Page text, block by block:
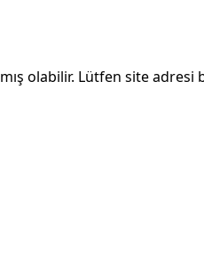
olabilir. Lütfen site